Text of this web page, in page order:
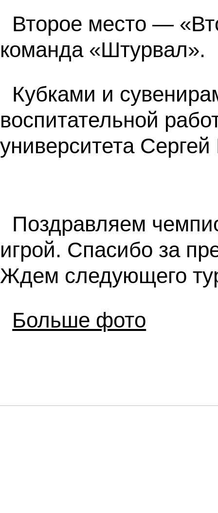
Второе место —
команда «Штурвал».
Кубками и
воспитательной
университета
Поздравляем
игрой. Спасибо за
Ждем следующего
Больше фото